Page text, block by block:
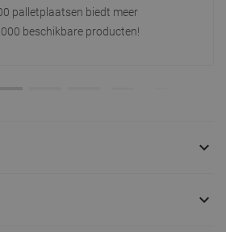
palletplaatsen biedt meer
beschikbare producten!

